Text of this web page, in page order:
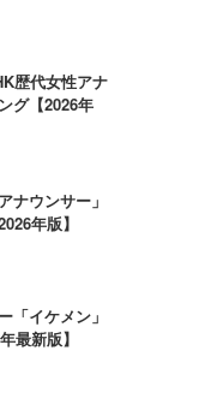
歴代女性アナ
グ【2026年
ナウンサー」
年版】
「イケメン」
最新版】